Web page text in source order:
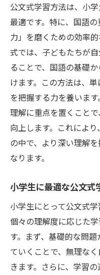
公文式学習方法は、小
最適です。特に、国語
力」を磨くための効率
式では、子どもたちが
ることで、国語の基礎
けます。この方法は、
を把握する力を養いま
理解に重点を置くこと
向上します。これによ
の中で、より深い理解
なります。
小学生に最適な公文式
小学生にとって公文式
個々の理解度に応じた
す。まず、基礎的な問
ていくことで、無理な
きます。さらに、学習